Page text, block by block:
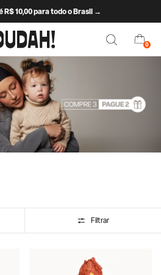
R$ 10,00 para todo o Brasil →
0
Filtrar